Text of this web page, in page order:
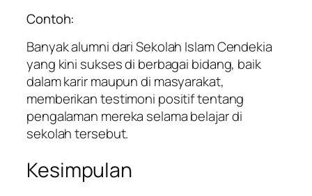
Contoh:
Banyak alumni dari Sekolah Islam Cendekia
yang kini sukses di berbagai bidang, baik
dalam karir maupun di masyarakat,
memberikan testimoni positif tentang
pengalaman mereka selama belajar di
sekolah tersebut.
Kesimpulan